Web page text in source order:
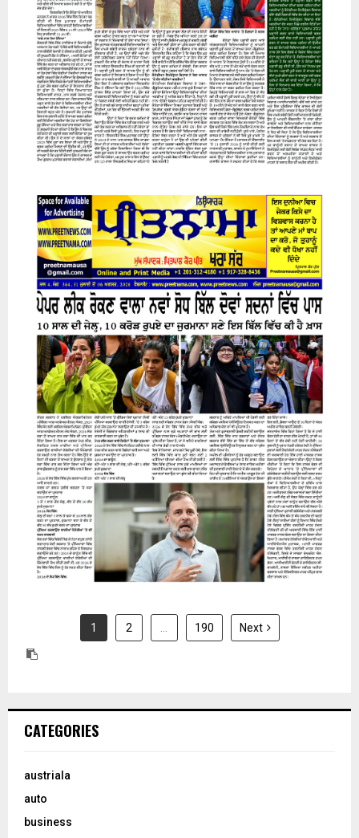
07 August 2026
31 July 2026
1 2 … 190 Next
CATEGORIES
austriala
auto
business